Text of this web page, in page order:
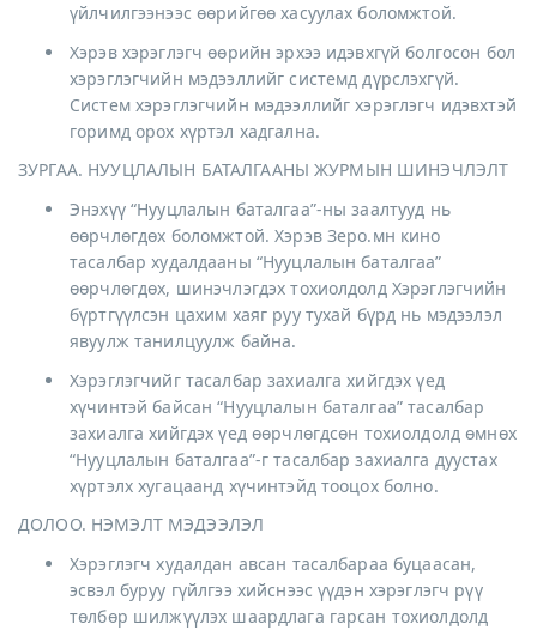
үйлчилгээнээс өөрийгөө хасуулах боломжтой.
Хэрэв хэрэглэгч өөрийн эрхээ идэвхгүй болгосон бол
хэрэглэгчийн мэдээллийг системд дүрслэхгүй.
Систем хэрэглэгчийн мэдээллийг хэрэглэгч идэвхтэй
горимд орох хүртэл хадгална.
ЗУРГАА. НУУЦЛАЛЫН БАТАЛГААНЫ ЖУРМЫН ШИНЭЧЛЭЛТ
Энэхүү “Нууцлалын баталгаа”-ны заалтууд нь
өөрчлөгдөх боломжтой. Хэрэв Зеро.мн кино
тасалбар худалдааны “Нууцлалын баталгаа”
өөрчлөгдөх, шинэчлэгдэх тохиолдолд Хэрэглэгчийн
бүртгүүлсэн цахим хаяг руу тухай бүрд нь мэдээлэл
явуулж танилцуулж байна.
Хэрэглэгчийг тасалбар захиалга хийгдэх үед
хүчинтэй байсан “Нууцлалын баталгаа” тасалбар
захиалга хийгдэх үед өөрчлөгдсөн тохиолдолд өмнөх
“Нууцлалын баталгаа”-г тасалбар захиалга дуустах
хүртэлх хугацаанд хүчинтэйд тооцох болно.
ДОЛОО. НЭМЭЛТ МЭДЭЭЛЭЛ
Хэрэглэгч худалдан авсан тасалбараа буцаасан,
эсвэл буруу гүйлгээ хийснээс үүдэн хэрэглэгч рүү
төлбөр шилжүүлэх шаардлага гарсан тохиолдолд